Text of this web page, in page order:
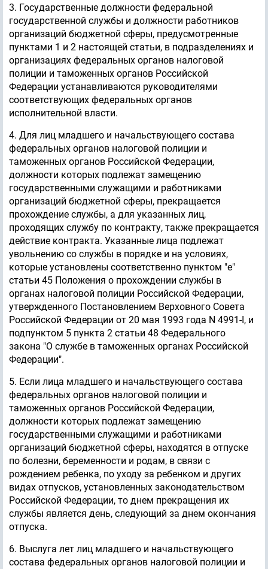
3. Государственные должности федеральной
государственной службы и должности работников
организаций бюджетной сферы, предусмотренные
пунктами 1 и 2 настоящей статьи, в подразделениях и
организациях федеральных органов налоговой
полиции и таможенных органов Российской
Федерации устанавливаются руководителями
соответствующих федеральных органов
исполнительной власти.
4. Для лиц младшего и начальствующего состава
федеральных органов налоговой полиции и
таможенных органов Российской Федерации,
должности которых подлежат замещению
государственными служащими и работниками
организаций бюджетной сферы, прекращается
прохождение службы, а для указанных лиц,
проходящих службу по контракту, также прекращается
действие контракта. Указанные лица подлежат
увольнению со службы в порядке и на условиях,
которые установлены соответственно пунктом "е"
статьи 45 Положения о прохождении службы в
органах налоговой полиции Российской Федерации,
утвержденного Постановлением Верховного Совета
Российской Федерации от 20 мая 1993 года N 4991-I, и
подпунктом 5 пункта 2 статьи 48 Федерального
закона "О службе в таможенных органах Российской
Федерации".
5. Если лица младшего и начальствующего состава
федеральных органов налоговой полиции и
таможенных органов Российской Федерации,
должности которых подлежат замещению
государственными служащими и работниками
организаций бюджетной сферы, находятся в отпуске
по болезни, беременности и родам, в связи с
рождением ребенка, по уходу за ребенком и других
видах отпусков, установленных законодательством
Российской Федерации, то днем прекращения их
службы является день, следующий за днем окончания
отпуска.
6. Выслуга лет лиц младшего и начальствующего
состава федеральных органов налоговой полиции и